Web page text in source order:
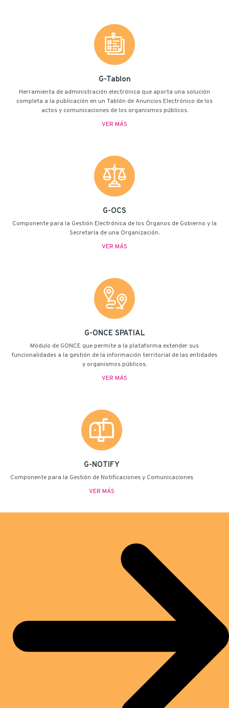
G-Tablon
Herramienta de administración electrónica que aporta una solución
completa a la publicación en un Tablón de Anuncios Electrónico de los
actos y comunicaciones de los organismos públicos.
VER MÁS
G-OCS
Componente para la Gestión Electrónica de los Órganos de Gobierno y la
Secretaría de una Organización.
VER MÁS
G-ONCE SPATIAL
Módulo de G·ONCE que permite a la plataforma extender sus
funcionalidades a la gestión de la información territorial de las entidades
y organismos públicos.
VER MÁS
G-NOTIFY
Componente para la Gestión de Notificaciones y Comunicaciones
VER MÁS